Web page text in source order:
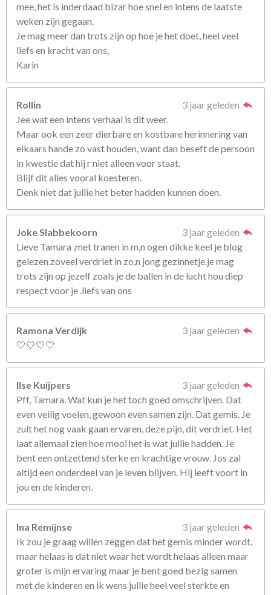
mee, het is inderdaad bizar hoe snel en intens de laatste
weken zijn gegaan.
Je mag meer dan trots zijn op hoe je het doet, heel veel
liefs en kracht van ons,
Karin
Rollin
3 jaar geleden
Jee wat een intens verhaal is dit weer.
Maar ook een zeer dierbare en kostbare herinnering van
elkaars hande zo vast houden, want dan beseft de persoon
in kwestie dat hij r niet alleen voor staat.
Blijf dit alles vooral koesteren.
Denk niet dat jullie het beter hadden kunnen doen.
Joke Slabbekoorn
3 jaar geleden
Lieve Tamara ,met tranen in m,n ogen dikke keel je blog
gelezen.zoveel verdriet in zo,n jong gezinnetje.je mag
trots zijn op jezelf zoals je de ballen in de lucht hou diep
respect voor je .liefs van ons
Ramona Verdijk
3 jaar geleden
🤍🤍🤍🤍
Ilse Kuijpers
3 jaar geleden
Pff, Tamara. Wat kun je het toch goed omschrijven. Dat
even veilig voelen, gewoon even samen zijn. Dat gemis. Je
zult het nog vaak gaan ervaren, deze pijn, dit verdriet. Het
laat allemaal zien hoe mooi het is wat jullie hadden. Je
bent een ontzettend sterke en krachtige vrouw. Jos zal
altijd een onderdeel van je leven blijven. Hij leeft voort in
jou en de kinderen.
Ina Remijnse
3 jaar geleden
Ik zou je graag willen zeggen dat het gemis minder wordt,
maar helaas is dat niet waar het wordt helaas alleen maar
groter is mijn ervaring maar je bent goed bezig samen
met de kinderen en ik wens jullie heel veel sterkte en